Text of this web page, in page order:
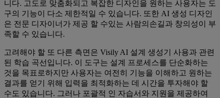
니다. 고도로 맞춤화되고 복잡한 디자인을 원하는 사용자는 도
구의 기능이 다소 제한적일 수 있습니다. 또한 AI 생성 디자인
은 전문 디자이너가 제공 할 수있는 사람의손길과 창의성이 부
족할 수 있습니다.
고려해야 할 또 다른 측면은 Visily AI 설계 생성기 사용과 관련
된 학습 곡선입니다. 이 도구는 설계 프로세스를 단순화하는
것을 목표로하지만 사용자는 여전히 기능을 이해하고 원하는
결과를 얻기 위해 입력을 최적화하는 데 시간을 투자해야 할
수도 있습니다. 그러나 포괄적 인 자습서와 지원을 제공하여